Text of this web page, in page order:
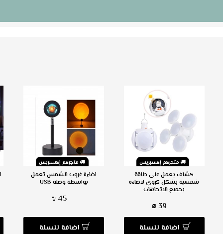
متجركم إكسبريس
كشاف يعمل على طاقة
شمسية بشكل كروي لاضاءة
بجميع الاتجاهات
39 ₪
اضافة للسلة
متجركم إكسبريس
اضاءة غروب الشمس تعمل
بواسطة وصلة USB
45 ₪
اضافة للسلة